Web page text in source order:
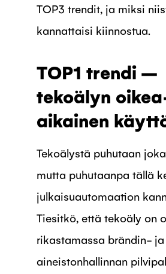
TOP3 trendit, ja miksi
kannattaisi kiinnostua.
TOP1 trendi –
tekoälyn
aikainen
Tekoälystä puhutaan
mutta puhutaanpa tällä
julkaisuautomaation
Tiesitkö, että tekoäly on
rikastamassa brändin- ja
aineistonhallinnan